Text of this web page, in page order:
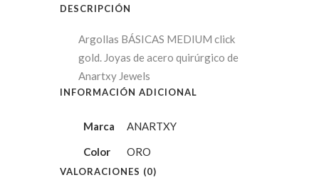
DESCRIPCIÓN
Argollas BÁSICAS MEDIUM click
gold. Joyas de acero quirúrgico de
Anartxy Jewels
INFORMACIÓN ADICIONAL
Marca
ANARTXY
Color
ORO
VALORACIONES (0)